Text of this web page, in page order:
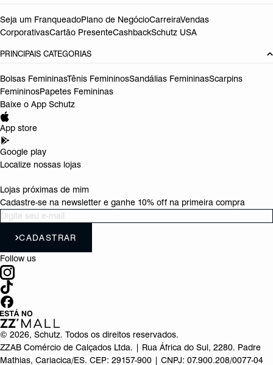
Seja um FranqueadoPlano de NegócioCarreiraVendas
CorporativasCartão PresenteCashbackSchutz USA
PRINCIPAIS CATEGORIAS
Bolsas FemininasTênis FemininosSandálias FemininasScarpins
FemininosPapetes Femininas
Baixe o App Schutz
App store
Google play
Localize nossas lojas
Lojas próximas de mim
Cadastre-se na newsletter e ganhe 10% off na primeira compra
CADASTRAR
Follow us
© 2026, Schutz. Todos os direitos reservados.
ZZAB Comércio de Calçados Ltda. | Rua África do Sul, 2280. Padre
Mathias, Cariacica/ES. CEP: 29157-900 | CNPJ: 07.900.208/0077-04